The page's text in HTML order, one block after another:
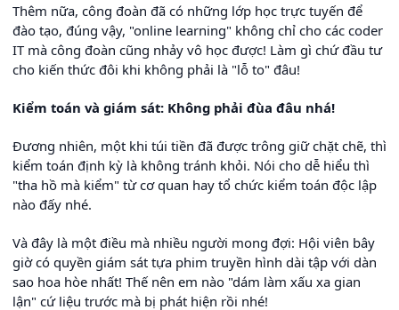
Thêm nữa, công đoàn đã có những lớp học trực tuyến để
đào tạo, đúng vậy, "online learning" không chỉ cho các coder
IT mà công đoàn cũng nhảy vô học được! Làm gì chứ đầu tư
cho kiến thức đôi khi không phải là "lỗ to" đâu!
Kiểm toán và giám sát: Không phải đùa đâu nhá!
Đương nhiên, một khi túi tiền đã được trông giữ chặt chẽ, thì
kiểm toán định kỳ là không tránh khỏi. Nói cho dễ hiểu thì
"tha hồ mà kiểm" từ cơ quan hay tổ chức kiểm toán độc lập
nào đấy nhé.
Và đây là một điều mà nhiều người mong đợi: Hội viên bây
giờ có quyền giám sát tựa phim truyền hình dài tập với dàn
sao hoa hòe nhất! Thế nên em nào "dám làm xấu xa gian
lận" cứ liệu trước mà bị phát hiện rồi nhé!